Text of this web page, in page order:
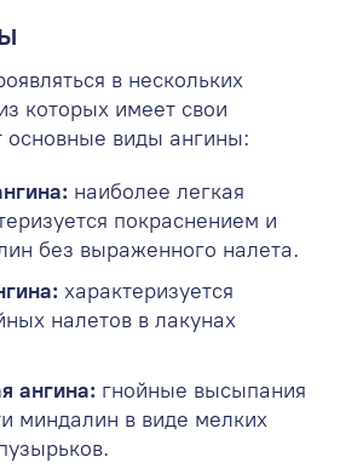
в нескольких
которых имеет свои
основные виды ангины:
наиболее легкая
покраснением и
без выраженного налета.
характеризуется
налетов в лакунах
ангина: гнойные высыпания
миндалин в виде мелких